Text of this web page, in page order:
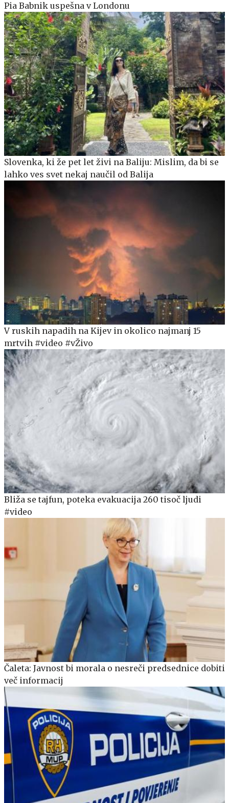
Pia Babnik uspešna v Londonu
Slovenka, ki že pet let živi na Baliju: Mislim, da bi se
lahko ves svet nekaj naučil od Balija
V ruskih napadih na Kijev in okolico najmanj 15
mrtvih #video #vŽivo
Bliža se tajfun, poteka evakuacija 260 tisoč ljudi
#video
Čaleta: Javnost bi morala o nesreči predsednice dobiti
več informacij